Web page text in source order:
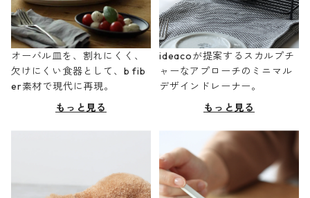
オーバル皿を、割れにくく、
欠けにくい食器として、b fib
er素材で現代に再現。
もっと見る
ideacoが提案するスカルプチ
ャーなアプローチのミニマル
デザインドレーナー。
もっと見る